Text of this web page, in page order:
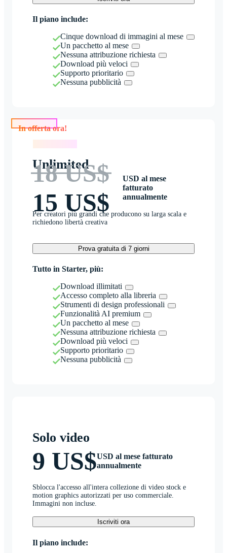
Il piano include:
Cinque download di immagini al mese
Un pacchetto al mese
Nessuna attribuzione richiesta
Download più veloci
Supporto prioritario
Nessuna pubblicità
Unlimited
18 US$
15 US$
USD al mese
fatturato
annualmente
Per creatori più grandi che producono su larga scala e
richiedono libertà creativa
Prova gratuita di 7 giorni
Tutto in Starter, più:
Download illimitati
Accesso completo alla libreria
Strumenti di design professionali
Funzionalità AI premium
Un pacchetto al mese
Nessuna attribuzione richiesta
Download più veloci
Supporto prioritario
Nessuna pubblicità
Solo video
9 US$USD al mese fatturato
annualmente
Sblocca l'accesso all'intera collezione di video stock e
motion graphics autorizzati per uso commerciale.
Immagini non incluse.
Iscriviti ora
Il piano include: